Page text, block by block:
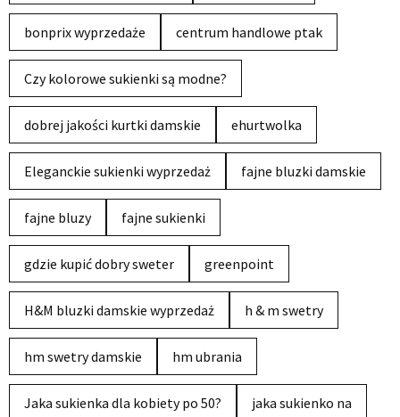
bonprix wyprzedaże centrum handlowe ptak
Czy kolorowe sukienki są modne?
dobrej jakości kurtki damskie ehurtwolka
Eleganckie sukienki wyprzedaż fajne bluzki damskie
fajne bluzy fajne sukienki
gdzie kupić dobry sweter greenpoint
H&M bluzki damskie wyprzedaż h & m swetry
hm swetry damskie hm ubrania
Jaka sukienka dla kobiety po 50? jaka sukienko na